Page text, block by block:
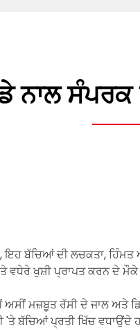
ਨਾਲ
ਬੱਚਿਆਂ ਦੀ ਲਚਕਤਾ, ਹਿੰਮਤ
ਖੁਸ਼ੀ ਪ੍ਰਾਪਤ ਕਰਨ ਦੇ ਮੌਕੇ
ਅਸੀਂ ਮਜ਼ਬੂਤ ​​ਰੱਸੀ ਦੇ ਜਾਲ
'ਤੇ ਬੱਚਿਆਂ ਪ੍ਰਤੀ ਖਿੱਚ ਵਧਾਉਂਦੇ